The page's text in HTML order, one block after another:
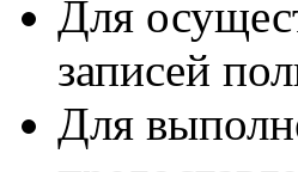
Для
записей
Для